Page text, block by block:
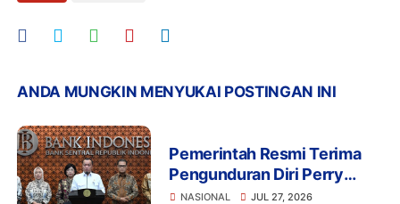
ANDA MUNGKIN MENYUKAI POSTINGAN INI
Pemerintah Resmi Terima
Pengunduran Diri Perry
Warjiyo, Destry Damayanti
NASIONAL JUL 27, 2026